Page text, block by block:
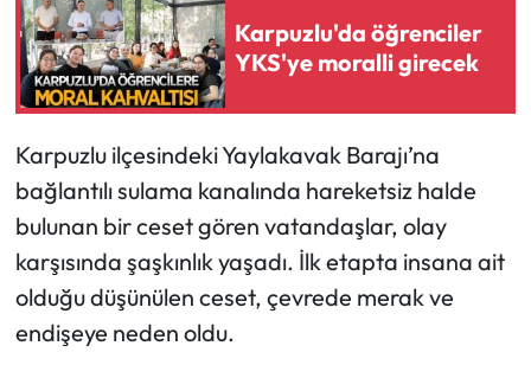
Karpuzlu'da öğrenciler
YKS'ye moralli girecek
Karpuzlu ilçesindeki Yaylakavak Barajı’na
bağlantılı sulama kanalında hareketsiz halde
bulunan bir ceset gören vatandaşlar, olay
karşısında şaşkınlık yaşadı. İlk etapta insana ait
olduğu düşünülen ceset, çevrede merak ve
endişeye neden oldu.